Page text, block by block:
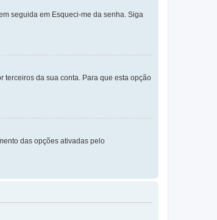
seguida em Esqueci-me da senha. Siga
terceiros da sua conta. Para que esta opção
das opções ativadas pelo